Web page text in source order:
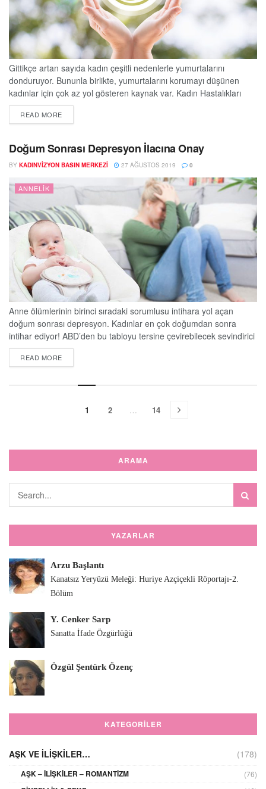
Gittikçe artan sayıda kadın çeşitli nedenlerle yumurtalarını
donduruyor. Bununla birlikte, yumurtalarını korumayı düşünen
kadınlar için çok az yol gösteren kaynak var. Kadın Hastalıkları
Doğum ve Tüp bebek Uzmanı Op. Dr. Betül Görgen, kadınların
yumurtalarını dondurmadan önce göz önünde bulundurmaları
önce dondurun Daha önce dondurulmuş yumurtalardan en
yüksek canlı doğum...
READ MOREDETAILS
Doğum Sonrası Depresyon İlacına Onay
BY KADINVIZYON BASIN MERKEZI 27 AĞUSTOS 2019 0
ANNELIK
Anne ölümlerinin birinci sıradaki sorumlusu intihara yol açan
doğum sonrası depresyon. Kadınlar en çok doğumdan sonra
intihar ediyor! ABD’den bu tabloyu tersine çevirebilecek sevindirici
bir haber geldi. Doğum sonrası depresyon tedavisinde
kullanılacak ilaç, Amerikan Gıda ve İlaç Dairesi (FDA) tarafından
Dr. Betül Görgen, doğum sonrası depresyon ve tedavisinde
READ MOREDETAILS
1 2 … 14
ARAMA
YAZARLAR
Arzu Başlantı
Kanatsız Yeryüzü Meleği: Huriye Azçiçekli Röportajı-2.
Bölüm
Y. Cenker Sarp
Sanatta İfade Özgürlüğü
Özgül Şentürk Özenç
KATEGORILER
AŞK VE İLIŞKILER… (178)
AŞK – İLIŞKILER – ROMANTIZM (76)